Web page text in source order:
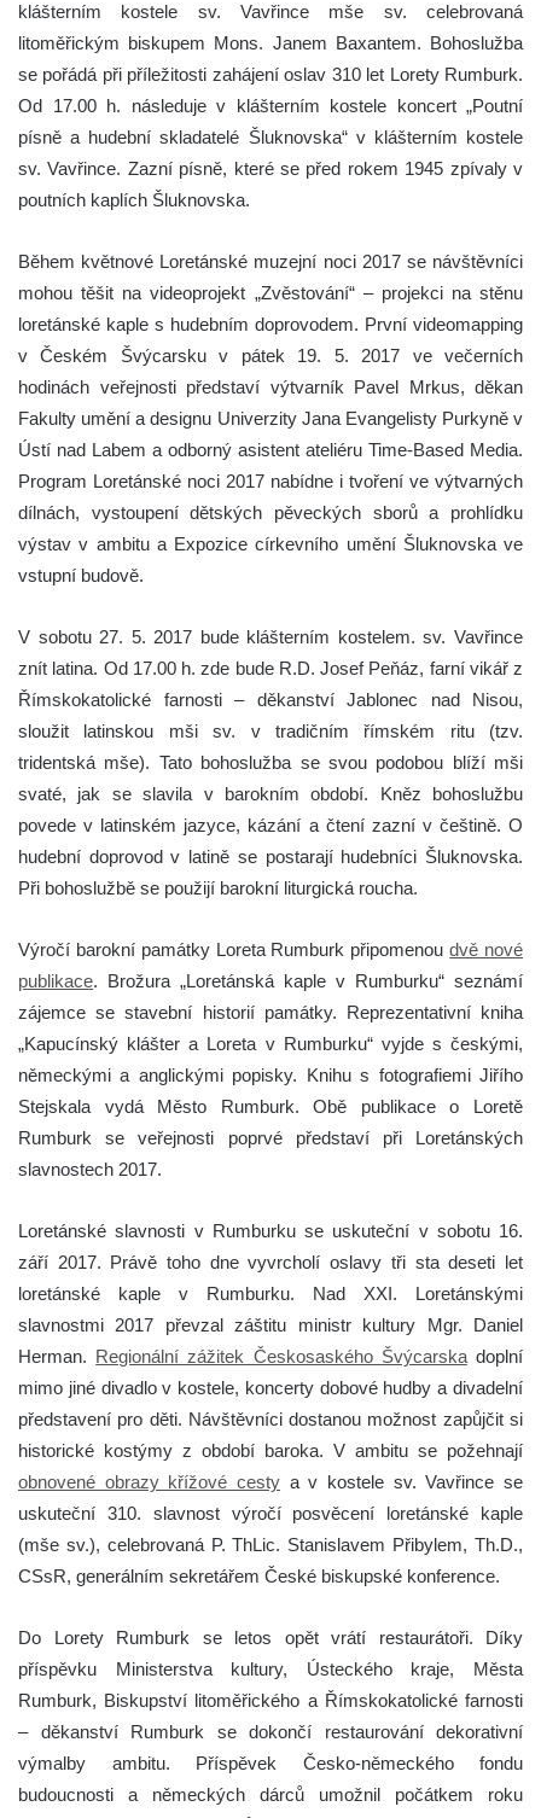
klášterním kostele sv. Vavřince mše sv. celebrovaná
litoměřickým biskupem Mons. Janem Baxantem. Bohoslužba
se pořádá při příležitosti zahájení oslav 310 let Lorety Rumburk.
Od 17.00 h. následuje v klášterním kostele koncert „Poutní
písně a hudební skladatelé Šluknovska“ v klášterním kostele
sv. Vavřince. Zazní písně, které se před rokem 1945 zpívaly v
poutních kaplích Šluknovska.
Během květnové Loretánské muzejní noci 2017 se návštěvníci
mohou těšit na videoprojekt „Zvěstování“ – projekci na stěnu
loretánské kaple s hudebním doprovodem. První videomapping
v Českém Švýcarsku v pátek 19. 5. 2017 ve večerních
hodinách veřejnosti představí výtvarník Pavel Mrkus, děkan
Fakulty umění a designu Univerzity Jana Evangelisty Purkyně v
Ústí nad Labem a odborný asistent ateliéru Time-Based Media.
Program Loretánské noci 2017 nabídne i tvoření ve výtvarných
dílnách, vystoupení dětských pěveckých sborů a prohlídku
výstav v ambitu a Expozice církevního umění Šluknovska ve
vstupní budově.
V sobotu 27. 5. 2017 bude klášterním kostelem. sv. Vavřince
znít latina. Od 17.00 h. zde bude R.D. Josef Peňáz, farní vikář z
Římskokatolické farnosti – děkanství Jablonec nad Nisou,
sloužit latinskou mši sv. v tradičním římském ritu (tzv.
tridentská mše). Tato bohoslužba se svou podobou blíží mši
svaté, jak se slavila v barokním období. Kněz bohoslužbu
povede v latinském jazyce, kázání a čtení zazní v češtině. O
hudební doprovod v latině se postarají hudebníci Šluknovska.
Při bohoslužbě se použijí barokní liturgická roucha.
Výročí barokní památky Loreta Rumburk připomenoudvě nové
publikace. Brožura „Loretánská kaple v Rumburku“ seznámí
zájemce se stavební historií památky. Reprezentativní kniha
„Kapucínský klášter a Loreta v Rumburku“ vyjde s českými,
německými a anglickými popisky. Knihu s fotografiemi Jiřího
Stejskala vydá Město Rumburk. Obě publikace o Loretě
Rumburk se veřejnosti poprvé představí při Loretánských
slavnostech 2017.
Loretánské slavnosti v Rumburku se uskuteční v sobotu 16.
září 2017. Právě toho dne vyvrcholí oslavy tři sta deseti let
loretánské kaple v Rumburku. Nad XXI. Loretánskými
slavnostmi 2017 převzal záštitu ministr kultury Mgr. Daniel
Herman. Regionální zážitek Českosaského Švýcarskadoplní
mimo jiné divadlo v kostele, koncerty dobové hudby a divadelní
představení pro děti. Návštěvníci dostanou možnost zapůjčit si
historické kostýmy z období baroka. V ambitu se požehnají
obnovené obrazy křížové cesty a v kostele sv. Vavřince se
uskuteční 310. slavnost výročí posvěcení loretánské kaple
(mše sv.), celebrovaná P. ThLic. Stanislavem Přibylem, Th.D.,
CSsR, generálním sekretářem České biskupské konference.
Do Lorety Rumburk se letos opět vrátí restaurátoři. Díky
příspěvku Ministerstva kultury, Ústeckého kraje, Města
Rumburk, Biskupství litoměřického a Římskokatolické farnosti
– děkanství Rumburk se dokončí restaurování dekorativní
výmalby ambitu. Příspěvek Česko-německého fondu
budoucnosti a německých dárců umožnil počátkem roku